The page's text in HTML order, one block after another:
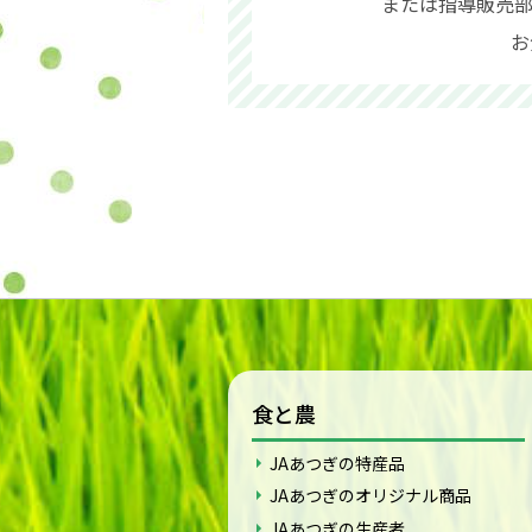
食と農
JAあつぎの特産品
JAあつぎのオリジナル商品